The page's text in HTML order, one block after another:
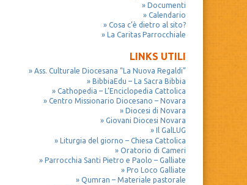
Documenti
Calendario
Cosa c’è dietro al sito?
La Caritas Parrocchiale
LINKS UTILI
Ass. Culturale Diocesana “La Nuova Regaldi”
BibbiaEdu – La Sacra Bibbia
Cathopedia – L’Enciclopedia Cattolica
Centro Missionario Diocesano – Novara
Diocesi di Novara
Giovani Diocesi Novara
Il GalLUG
Liturgia del giorno – Chiesa Cattolica
Oratorio di Cameri
Parrocchia Santi Pietro e Paolo – Galliate
Pro Loco Galliate
Qumran – Materiale pastorale